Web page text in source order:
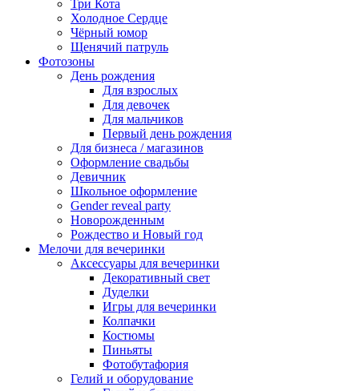
Три Кота
Холодное Сердце
Чёрный юмор
Щенячий патруль
Фотозоны
День рождения
Для взрослых
Для девочек
Для мальчиков
Первый день рождения
Для бизнеса / магазинов
Оформление свадьбы
Девичник
Школьное оформление
Gender reveal party
Новорожденным
Рождество и Новый год
Мелочи для вечеринки
Аксессуары для вечеринки
Декоративный свет
Дуделки
Игры для вечеринки
Колпачки
Костюмы
Пиньяты
Фотобутафория
Гелий и оборудование